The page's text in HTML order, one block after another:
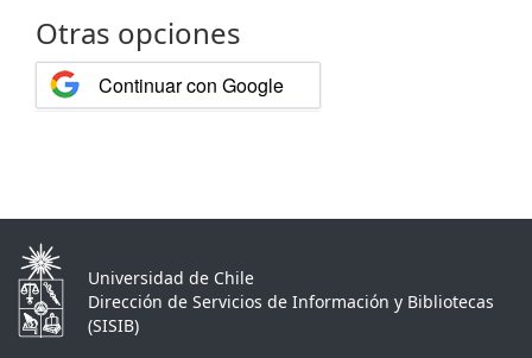
Otras opciones
Continuar con Google
Universidad de Chile
Dirección de Servicios de Información y Bibliotecas
(SISIB)